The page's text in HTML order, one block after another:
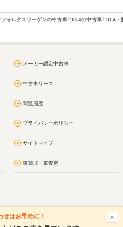
フォルクスワーゲンの中古車 ID.4の中古車 ID.4・
メーカー認定中古車
中古車リース
閲覧履歴
プライバシーポリシー
サイトマップ
車買取・車査定
せはお早めに！